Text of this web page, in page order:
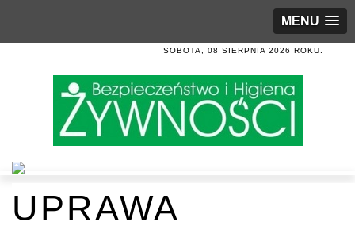
MENU
SOBOTA, 08 SIERPNIA 2026 ROKU.
UPRAWA